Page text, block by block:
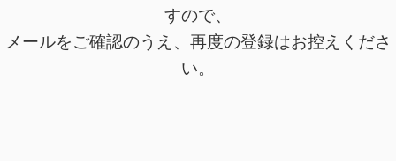
すので、
メールをご確認のうえ、再度の登録はお控えくださ
い。